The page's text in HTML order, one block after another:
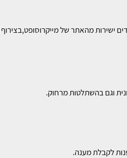
ישירות מהאתר של
וגם בהשתלטות מרחוק.
לקבלת מענה.